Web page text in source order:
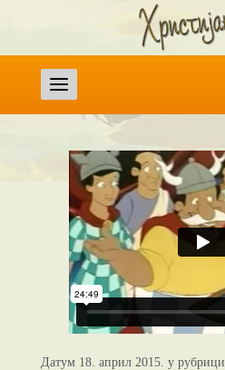
Датум 18. април 2015. у рубрици